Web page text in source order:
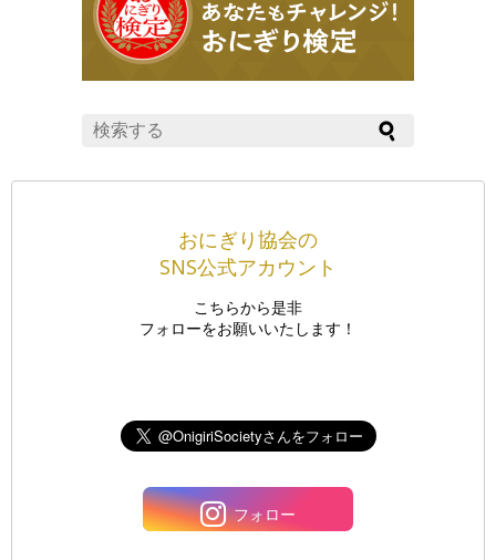
おにぎり協会の
SNS公式アカウント
こちらから是非
フォローをお願いいたします！
フォロー